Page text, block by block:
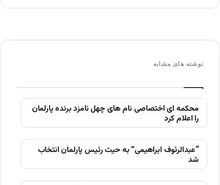
نوشته های مشابه
محکمه ای اختصاصی نام های چهل نامزد برنده پارلمان
را اعلام کرد
“عبدالرئوف ابراهیمی” به حیث رئیس پارلمان انتخاب
شد